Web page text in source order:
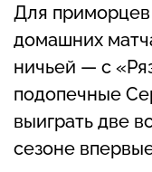
Для
домашних
ничьей — с
подопечные
выиграть две
сезоне